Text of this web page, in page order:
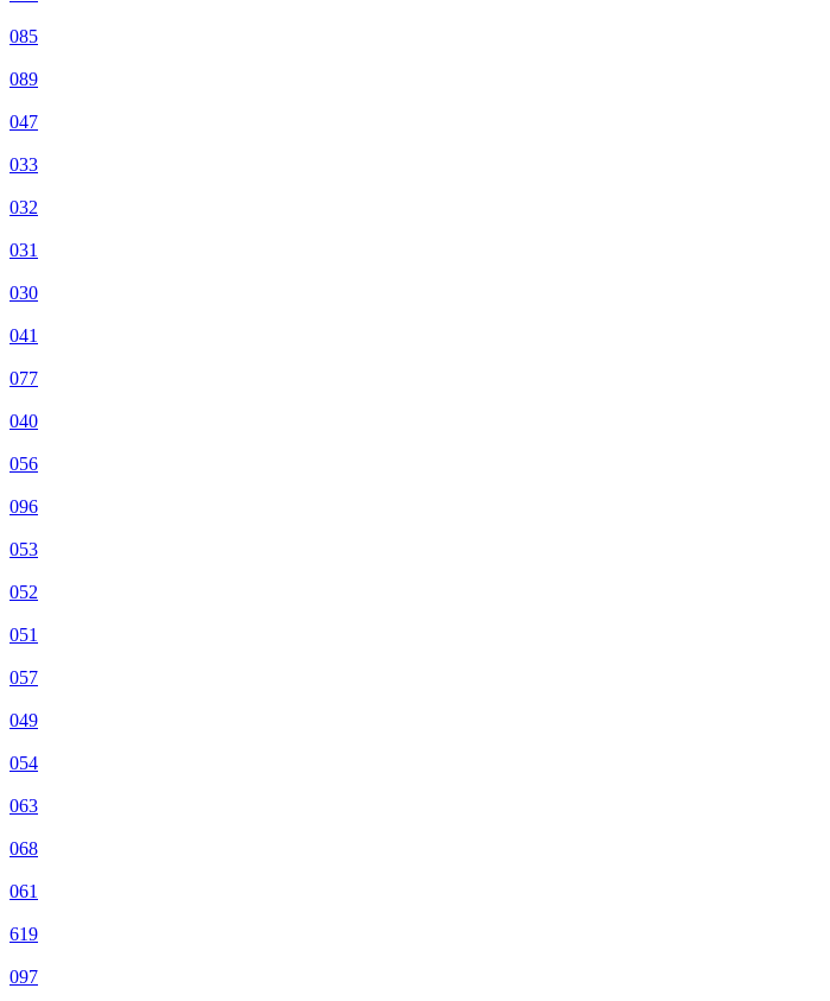
085
089
047
033
032
031
030
041
077
040
056
096
053
052
051
057
049
054
063
068
061
619
097